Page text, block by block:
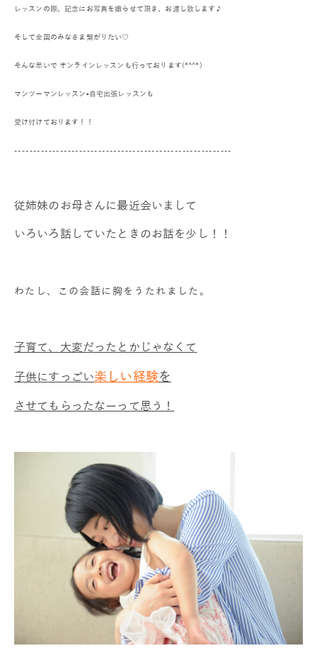
レッスンの際、記念にお写真を撮らせて頂き、お渡し致します♪
そして全国のみなさま繋がり たい♡
そんな思いで オンラインレッスンも行っております(*^^*)
マンツーマンレッスン▪自宅出張レッスンも
受け付けております！！
---------------------------------------------------------
従姉妹のお母さんに最近会いまして
いろいろ話していたときのお話を少し！！
わたし、この会話に胸をうたれました。
子育て、大変だったとかじゃなくて
子供にすっごい楽しい経験を
させてもらったなーって思う！